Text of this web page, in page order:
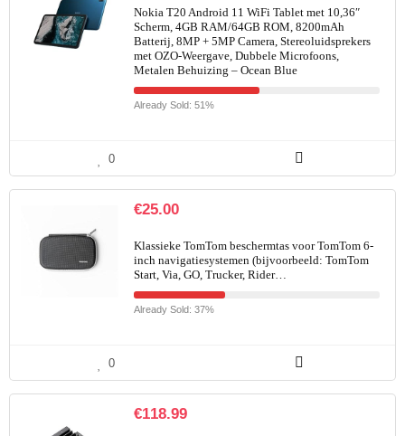
Nokia T20 Android 11 WiFi Tablet met 10,36″
Scherm, 4GB RAM/64GB ROM, 8200mAh
Batterij, 8MP + 5MP Camera, Stereoluidsprekers
met OZO-Weergave, Dubbele Microfoons,
Metalen Behuizing – Ocean Blue
Already Sold: 51%
0
€25.00
Klassieke TomTom beschermtas voor TomTom 6-
inch navigatiesystemen (bijvoorbeeld: TomTom
Start, Via, GO, Trucker, Rider…
Already Sold: 37%
0
€118.99